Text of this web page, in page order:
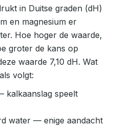
in Duitse graden (dH)
en magnesium er
Hoe hoger de waarde,
groter de kans op
waarde 7,10 dH. Wat
volgt:
kalkaanslag speelt
water — enige aandacht